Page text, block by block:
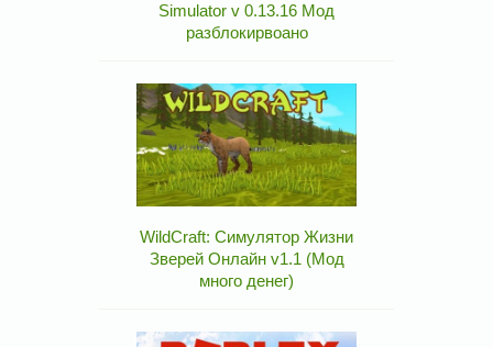
Simulator v 0.13.16 Мод
разблокирвоано
WildCraft: Симулятор Жизни
Зверей Онлайн v1.1 (Мод
много денег)